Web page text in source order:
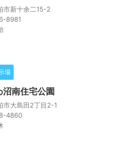
市新十余二15-2
8981
場
沼南住宅公園
市大島田2丁目2-1
4860